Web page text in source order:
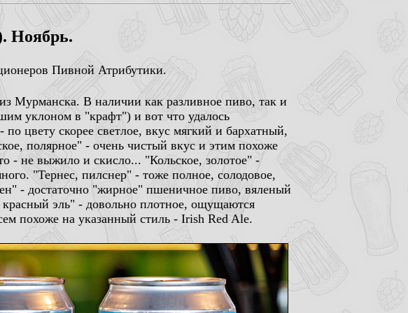
Ноябрь.
Пивной Атрибутики.
Мурманска. В наличии как разливное пиво, так и
уклоном в "крафт") и вот что удалось
цвету скорее светлое, вкус мягкий и бархатный,
полярное" - очень чистый вкус и этим похоже
- не выжило и скисло... "Кольское, золотое" -
"Тернес, пилснер" - тоже полное, солодовое,
- достаточно "жирное" пшеничное пиво, вяленый
эль" - довольно плотное, ощущаются
похоже на указанный стиль - Irish Red Ale.